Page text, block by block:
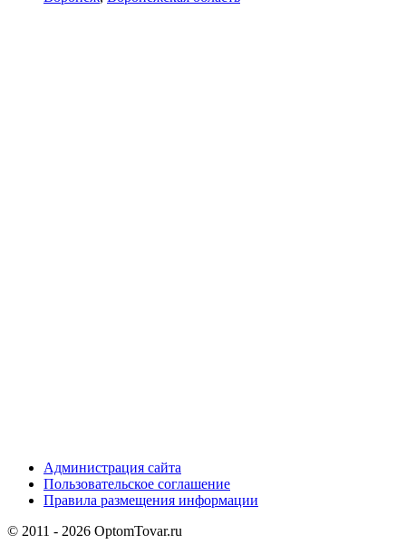
Администрация сайта
Пользовательское соглашение
Правила размещения информации
© 2011 - 2026 OptomTovar.ru